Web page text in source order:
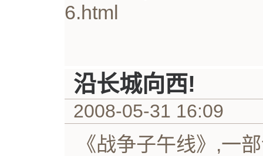
6.html
沿长城向西!
2008-05-31 16:09
《战争子午线》,一